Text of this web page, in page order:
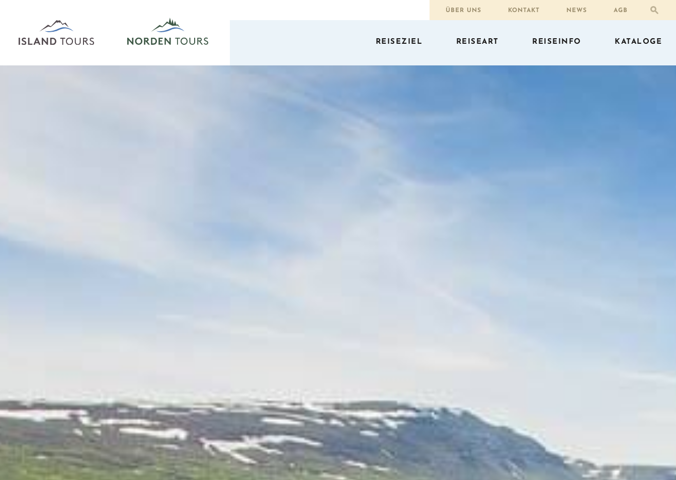
ÜBER UNS KONTAKT NEWS AGB
REISEZIEL REISEART REISEINFO KATALOGE